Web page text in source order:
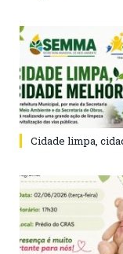
Cidade limpa,